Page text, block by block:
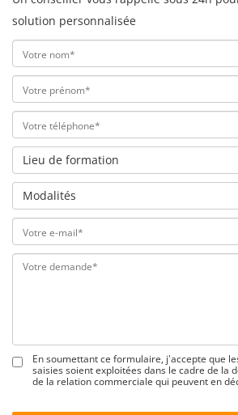
solution personnalisée
Lieu de formation
Modalités
En soumettant ce formulaire, j'accepte que
saisies soient exploitées dans le cadre de la
de la relation commerciale qui peuvent en